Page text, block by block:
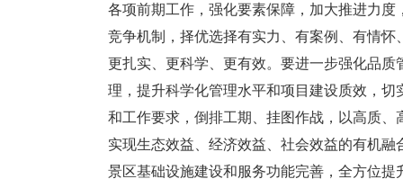
各项前期工作，强化要素保障，加大推进力
竞争机制，择优选择有实力、有案例、有情
更扎实、更科学、更有效。要进一步强化品
理，提升科学化管理水平和项目建设质效，
和工作要求，倒排工期、挂图作战，以高质
实现生态效益、经济效益、社会效益的有机
景区基础设施建设和服务功能完善，全方位